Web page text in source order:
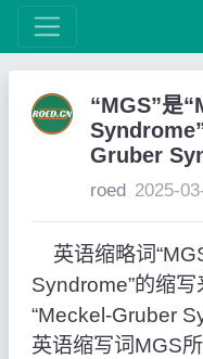
“MGS”是
Gruber
roed 2025-
英语缩略词
Syndrome”的缩写
“Meckel-Gruber
英语缩写词MGS